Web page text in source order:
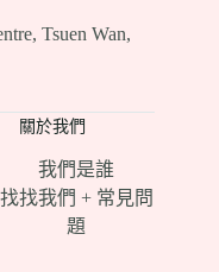
Tsuen Wan,
關於我們
我們是誰
找找我們 + 常見問
題